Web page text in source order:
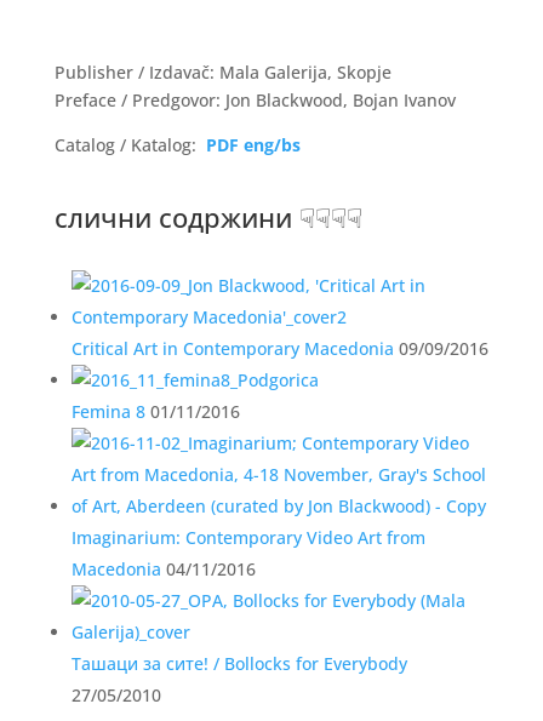
Publisher / Izdavač: Mala Galerija, Skopje
Preface / Predgovor: Jon Blackwood, Bojan Ivanov
Catalog / Katalog: PDF eng/bs
слични содржини ☟☟☟☟
Critical Art in Contemporary Macedonia 09/09/2016
Femina 801/11/2016
Imaginarium: Contemporary Video Art from
Macedonia 04/11/2016
Ташаци за сите! / Bollocks for Everybody
27/05/2010